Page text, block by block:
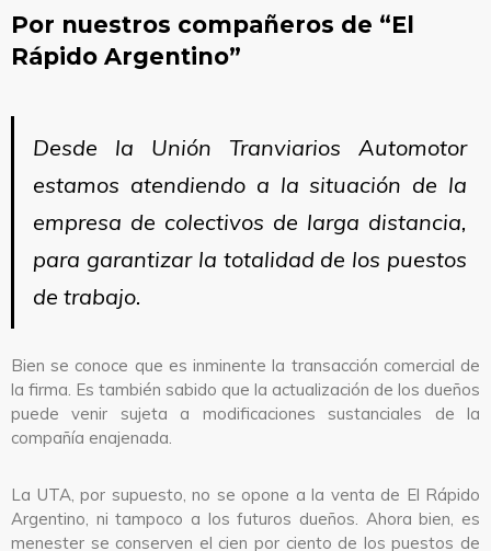
Por nuestros compañeros de “El
Rápido Argentino”
Desde la Unión Tranviarios Automotor
estamos atendiendo a la situación de la
empresa de colectivos de larga distancia,
para garantizar la totalidad de los puestos
de trabajo.
Bien se conoce que es inminente la transacción comercial de
la firma. Es también sabido que la actualización de los dueños
puede venir sujeta a modificaciones sustanciales de la
compañía enajenada.
La UTA, por supuesto, no se opone a la venta de El Rápido
Argentino, ni tampoco a los futuros dueños. Ahora bien, es
menester se conserven el cien por ciento de los puestos de